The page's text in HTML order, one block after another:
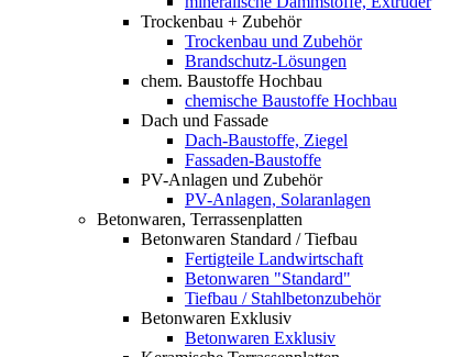
Trockenbau + Zubehör
Trockenbau und Zubehör
Brandschutz-Lösungen
chem. Baustoffe Hochbau
chemische Baustoffe Hochbau
Dach und Fassade
Dach-Baustoffe, Ziegel
Fassaden-Baustoffe
PV-Anlagen und Zubehör
PV-Anlagen, Solaranlagen
Betonwaren, Terrassenplatten
Betonwaren Standard / Tiefbau
Fertigteile Landwirtschaft
Betonwaren "Standard"
Tiefbau / Stahlbetonzubehör
Betonwaren Exklusiv
Betonwaren Exklusiv